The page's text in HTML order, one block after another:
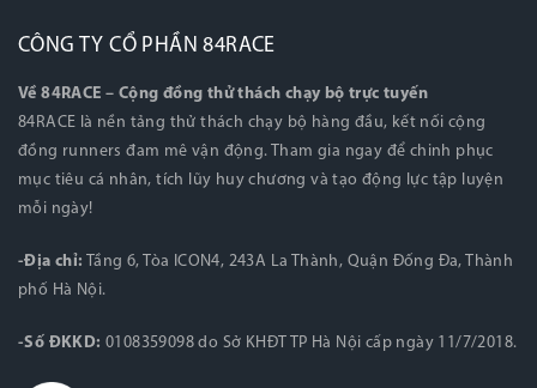
CÔNG TY CỔ PHẦN 84RACE
Về 84RACE – Cộng đồng thử thách chạy bộ trực tuyến
84RACE là nền tảng thử thách chạy bộ hàng đầu, kết nối cộng
đồng runners đam mê vận động. Tham gia ngay để chinh phục
mục tiêu cá nhân, tích lũy huy chương và tạo động lực tập luyện
mỗi ngày!
-Địa chỉ: Tầng 6, Tòa ICON4, 243A La Thành, Quận Đống Đa, Thành
phố Hà Nội.
-Số ĐKKD: 0108359098 do Sở KHĐT TP Hà Nội cấp ngày 11/7/2018.